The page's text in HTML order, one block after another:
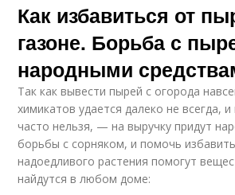
Как избавиться от
газоне. Борьба с
народными
Так как вывести пырей с огорода
химикатов удается далеко не всегда,
часто нельзя, — на выручку придут
борьбы с сорняком, и помочь
надоедливого растения помогут
найдутся в любом доме: